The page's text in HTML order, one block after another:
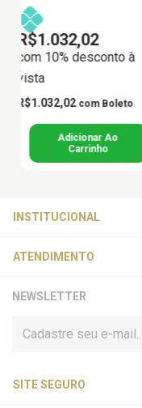
R$1.032,02
com 10% desconto à
vista
R$1.032,02 com Boleto
INSTITUCIONAL
ATENDIMENTO
NEWSLETTER
SITE SEGURO